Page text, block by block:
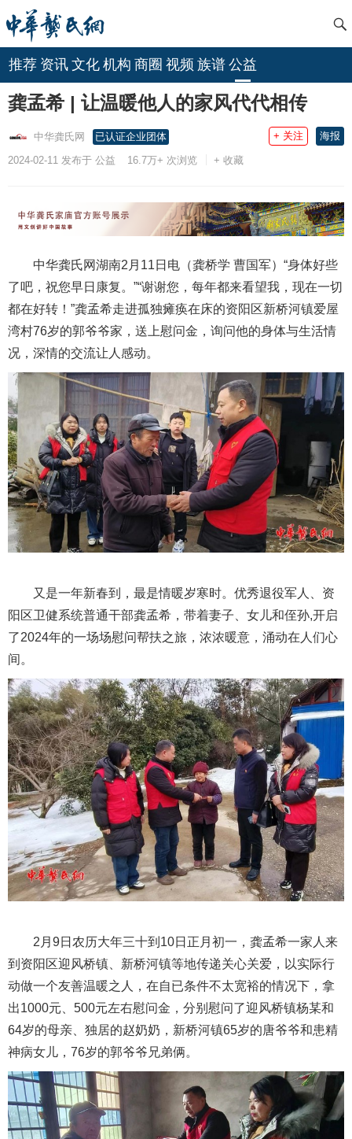
推荐 资讯 文化 机构 商圈 视频 族谱 公益
龚孟希 | 让温暖他人的家风代代相传
中华龚氏网 已认证企业团体 海报
+ 关注
2024-02-11 发布于 公益 16.7万+ 次浏览 + 收藏
中华龚氏网湖南2月11日电（龚桥学 曹国军）“身体好些
了吧，祝您早日康复。”“谢谢您，每年都来看望我，现在一切
都在好转！”龚孟希走进孤独瘫痪在床的资阳区新桥河镇爱屋
湾村76岁的郭爷爷家，送上慰问金，询问他的身体与生活情
况，深情的交流让人感动。
又是一年新春到，最是情暖岁寒时。优秀退役军人、资
阳区卫健系统普通干部龚孟希，带着妻子、女儿和侄孙,开启
了2024年的一场场慰问帮扶之旅，浓浓暖意，涌动在人们心
间。
2月9日农历大年三十到10日正月初一，龚孟希一家人来
到资阳区迎风桥镇、新桥河镇等地传递关心关爱，以实际行
动做一个友善温暖之人，在自已条件不太宽裕的情况下，拿
出1000元、500元左右慰问金，分别慰问了迎风桥镇杨某和
64岁的母亲、独居的赵奶奶，新桥河镇65岁的唐爷爷和患精
神病女儿，76岁的郭爷爷兄弟俩。